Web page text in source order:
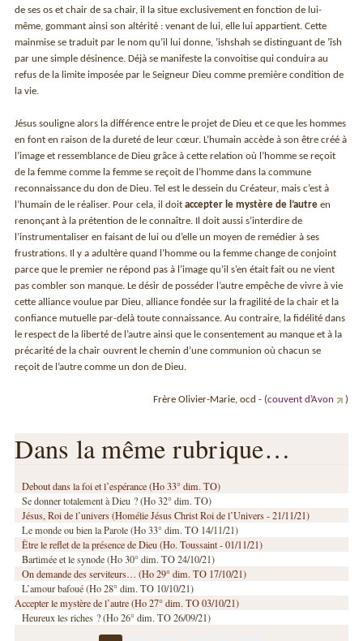
de ses os et chair de sa chair, il la situe exclusivement en fonction de lui-
même, gommant ainsi son altérité : venant de lui, elle lui appartient. Cette
mainmise se traduit par le nom qu’il lui donne, ’ishshah se distinguant de ’îsh
par une simple désinence. Déjà se manifeste la convoitise qui conduira au
refus de la limite imposée par le Seigneur Dieu comme première condition de
la vie.
Jésus souligne alors la différence entre le projet de Dieu et ce que les hommes
en font en raison de la dureté de leur cœur. L’humain accède à son être créé à
l’image et ressemblance de Dieu grâce à cette relation où l’homme se reçoit
de la femme comme la femme se reçoit de l’homme dans la commune
reconnaissance du don de Dieu. Tel est le dessein du Créateur, mais c’est à
l’humain de le réaliser. Pour cela, il doit accepter le mystère de l’autre en
renonçant à la prétention de le connaître. Il doit aussi s’interdire de
l’instrumentaliser en faisant de lui ou d’elle un moyen de remédier à ses
frustrations. Il y a adultère quand l’homme ou la femme change de conjoint
parce que le premier ne répond pas à l’image qu’il s’en était fait ou ne vient
pas combler son manque. Le désir de posséder l’autre empêche de vivre à vie
cette alliance voulue par Dieu, alliance fondée sur la fragilité de la chair et la
confiance mutuelle par-delà toute connaissance. Au contraire, la fidélité dans
le respect de la liberté de l’autre ainsi que le consentement au manque et à la
précarité de la chair ouvrent le chemin d’une communion où chacun se
reçoit de l’autre comme un don de Dieu.
Frère Olivier-Marie, ocd - (couvent d’Avon )
Dans la même rubrique…
Debout dans la foi et l’espérance (Ho 33° dim. TO)
Se donner totalement à Dieu ? (Ho 32° dim. TO)
Jésus, Roi de l’univers (Homélie Jésus Christ Roi de l’Univers - 21/11/21)
Le monde ou bien la Parole (Ho 33° dim. TO 14/11/21)
Être le reflet de la présence de Dieu (Ho. Toussaint - 01/11/21)
Bartimée et le synode (Ho 30° dim. TO 24/10/21)
On demande des serviteurs… (Ho 29° dim. TO 17/10/21)
L’amour bafoué (Ho 28° dim. TO 10/10/21)
Accepter le mystère de l’autre (Ho 27° dim. TO 03/10/21)
Heureux les riches ? (Ho 26° dim. TO 26/09/21)